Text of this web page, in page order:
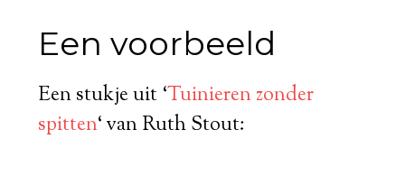
Een voorbeeld
Een stukje uit ‘Tuinieren zonder
spitten‘ van Ruth Stout: